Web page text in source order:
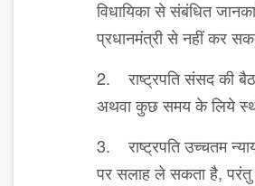
विधायिका से संबंधित
प्रधानमंत्री से नहीं कर
2. राष्ट्रपति संसद की
अथवा कुछ समय के लिये
3. राष्ट्रपति उच्चतम
पर सलाह ले सकता है, परंतु